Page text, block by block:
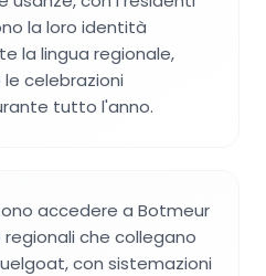
la loro identità
la lingua regionale,
celebrazioni
tutto l'anno.
accedere a Botmeur
che collegano
con sistemazioni